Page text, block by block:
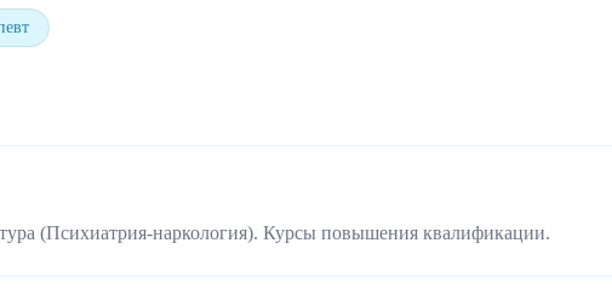
(Психиатрия-наркология). Курсы повышения квалификации.